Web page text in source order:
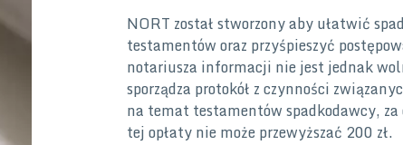
NORT został stworzony aby ułatwić
testamentów oraz przyśpieszyć
notariusza informacji nie jest jednak
sporządza protokół z czynności
na temat testamentów spadkodawcy, za
tej opłaty nie może przewyższać 200 zł.